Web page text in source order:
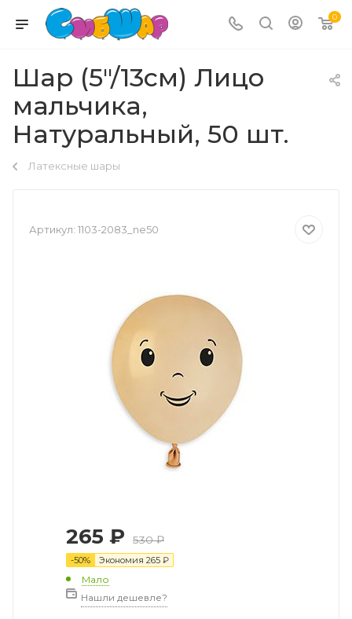
0
Шар (5"/13см) Лицо
мальчика,
Натуральный, 50 шт.
Латексные шары
Артикул: 1103-2083_ne50
265 ₽ 530₽
-50% Экономия 265 ₽
Мало
Нашли дешевле?